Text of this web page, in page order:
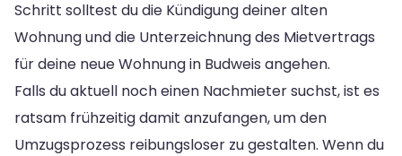
Schritt solltest du die Kündigung deiner alten
Wohnung und die Unterzeichnung des Mietvertrags
für deine neue Wohnung in Budweis angehen.
Falls du aktuell noch einen Nachmieter suchst, ist es
ratsam frühzeitig damit anzufangen, um den
Umzugsprozess reibungsloser zu gestalten. Wenn du